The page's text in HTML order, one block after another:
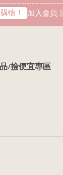
！ 加入會員 消
/撿便宜專區